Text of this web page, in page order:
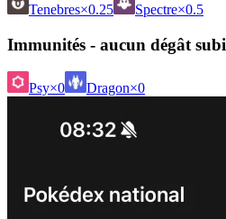
Tenebres×0.25 Spectre×0.5
Immunités - aucun dégât subi
Psy×0 Dragon×0